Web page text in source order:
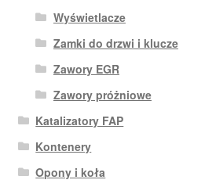
Wyświetlacze
Zamki do drzwi i klucze
Zawory EGR
Zawory próżniowe
Katalizatory FAP
Kontenery
Opony i koła